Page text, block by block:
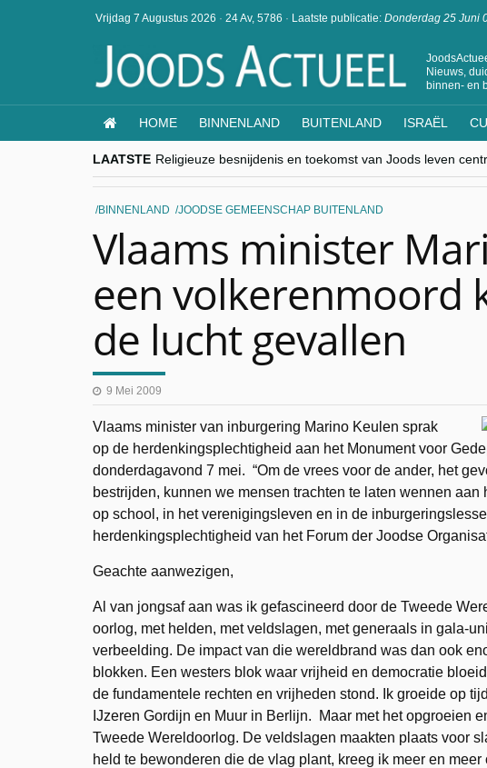
Vrijdag 7 Augustus 2026 · 24 Av, 5786 · Laatste publicatie: Donderdag 25 Juni
Nieuws,
binnen- en
HOME BINNENLAND BUITENLAND ISRAËL
LAATSTE Religieuze besnijdenis en toekomst van Joods leven
“Besnijdenisdebat toont hoe moeilijk seculiere Westen
CITYTRIP | ROEMENIË – Boekarest: de verrassing van
“Vandaag zit elke Jood in België op de beklaagdenbank”
BINNENLAND JOODSE GEMEENSCHAP BUITENLAND
Vlaams minister
een volkerenmoord
de lucht gevallen
9 Mei 2009
Vlaams minister van inburgering Marino Keulen sprak
op de herdenkingsplechtigheid aan het Monument voor
donderdagavond 7 mei. “Om de vrees voor de ander, het
bestrijden, kunnen we mensen trachten te laten wennen
op school, in het verenigingsleven en in de
herdenkingsplechtigheid van het Forum der Joodse
Geachte aanwezigen,
Al van jongsaf aan was ik gefascineerd door de Tweede
oorlog, met helden, met veldslagen, met generaals in gala-
verbeelding. De impact van die wereldbrand was dan ook
blokken. Een westers blok waar vrijheid en democratie
de fundamentele rechten en vrijheden stond. Ik groeide op
IJzeren Gordijn en Muur in Berlijn. Maar met het opgroeien
Tweede Wereldoorlog. De veldslagen maakten plaats voor
held te bewonderen die de vlag plant, kreeg ik meer en